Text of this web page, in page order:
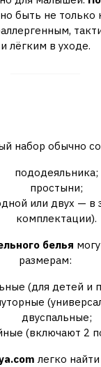
быть не только
и лёгким в уходе.
набор обычно
пододеяльника;
простыни;
или двух — в
комплектации).
белья
размерам:
(для детей и
двуспальные;
(включают 2
легко